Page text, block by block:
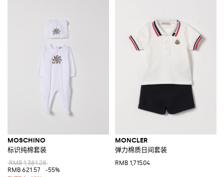
MOSCHINO
标识纯棉套装
RMB 1,381.28
RMB 621.57
-55%
MONCLER
弹力棉质日间套装
RMB 1,715.04